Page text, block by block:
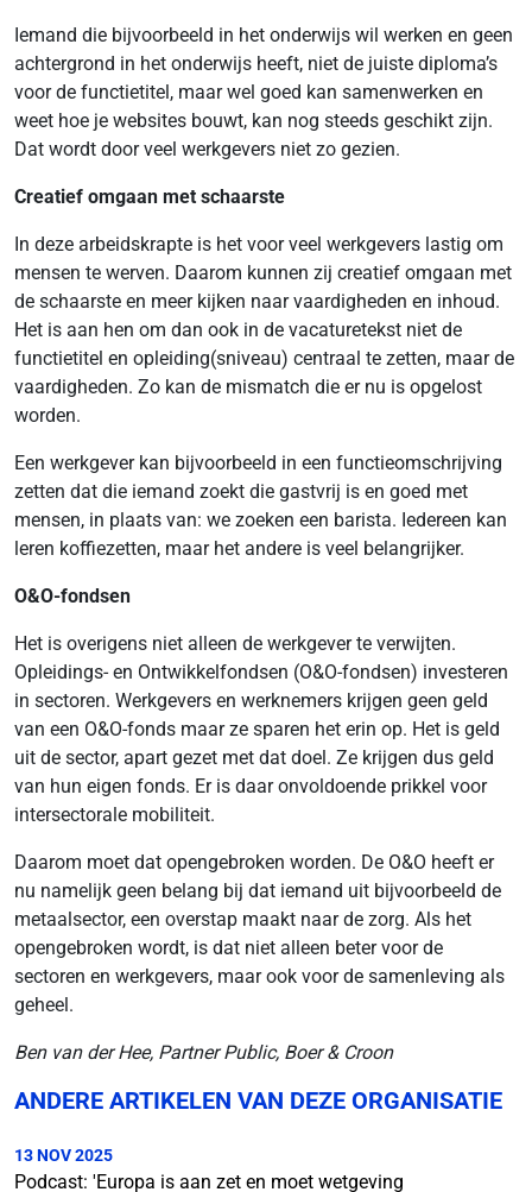
Iemand die bijvoorbeeld in het onderwijs wil werken en geen
achtergrond in het onderwijs heeft, niet de juiste diploma’s
voor de functietitel, maar wel goed kan samenwerken en
weet hoe je websites bouwt, kan nog steeds geschikt zijn.
Dat wordt door veel werkgevers niet zo gezien.
Creatief omgaan met schaarste
In deze arbeidskrapte is het voor veel werkgevers lastig om
mensen te werven. Daarom kunnen zij creatief omgaan met
de schaarste en meer kijken naar vaardigheden en inhoud.
Het is aan hen om dan ook in de vacaturetekst niet de
functietitel en opleiding(sniveau) centraal te zetten, maar de
vaardigheden. Zo kan de mismatch die er nu is opgelost
worden.
Een werkgever kan bijvoorbeeld in een functieomschrijving
zetten dat die iemand zoekt die gastvrij is en goed met
mensen, in plaats van: we zoeken een barista. Iedereen kan
leren koffiezetten, maar het andere is veel belangrijker.
O&O-fondsen
Het is overigens niet alleen de werkgever te verwijten.
Opleidings- en Ontwikkelfondsen (O&O-fondsen) investeren
in sectoren. Werkgevers en werknemers krijgen geen geld
van een O&O-fonds maar ze sparen het erin op. Het is geld
uit de sector, apart gezet met dat doel. Ze krijgen dus geld
van hun eigen fonds. Er is daar onvoldoende prikkel voor
intersectorale mobiliteit.
Daarom moet dat opengebroken worden. De O&O heeft er
nu namelijk geen belang bij dat iemand uit bijvoorbeeld de
metaalsector, een overstap maakt naar de zorg. Als het
opengebroken wordt, is dat niet alleen beter voor de
sectoren en werkgevers, maar ook voor de samenleving als
geheel.
Ben van der Hee, Partner Public, Boer & Croon
ANDERE ARTIKELEN VAN DEZE ORGANISATIE
13 NOV 2025
Podcast: 'Europa is aan zet en moet wetgeving